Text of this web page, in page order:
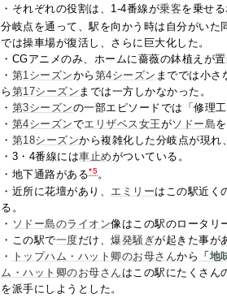
・それぞれの役割は、1-4番線が乗客を乗せ
分岐点を通って、駅を向かう時は自分がいた
では操車場が復活し、さらに巨大化した。
・CGアニメのみ、ホームに薔薇の鉢植えが置
・ 第1シーズンから 第4シーズン まででは小さ
ら 第17シーズン までは一方しかなかった。
・ 第3シーズンの一部エピソードでは「修理
・ 第4シーズンでエリザベス女王がソドー島
・ 第18シーズンから複雑化した分岐点が現れ
・3・4番線には車止めがついている。
・地下通路がある*5。
・近所に花壇があり、 エミリーはこの駅近く
る。
・ ソドー島のライオン像はこの駅のロータリ
・この駅で一度だけ、爆発騒ぎが起きた事が
・
トップハム・ハット卿のお母さんから 「地
ム・ハット卿のお母さん はこの駅にたくさん
を派手にしようとした。